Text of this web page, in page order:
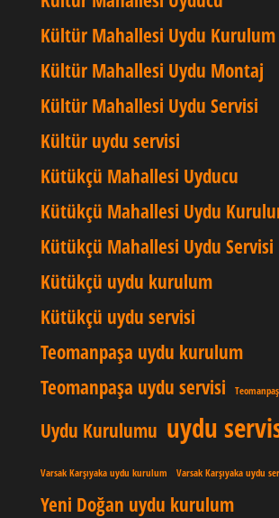
Kültür Mahallesi Uydu Kurulum
Kültür Mahallesi Uydu Montaj
Kültür Mahallesi Uydu Servisi
Kültür uydu servisi
Kütükçü Mahallesi Uyducu
Kütükçü Mahallesi Uydu
Kütükçü Mahallesi Uydu Servisi
Kütükçü uydu kurulum
Kütükçü uydu servisi
Teomanpaşa uydu kurulum
Teomanpaşa uydu servisi
Uydu Kurulumu uydu
Varsak Karşıyaka uydu kurulum Varsak Karşıyaka uydu
Yeni Doğan uydu kurulum